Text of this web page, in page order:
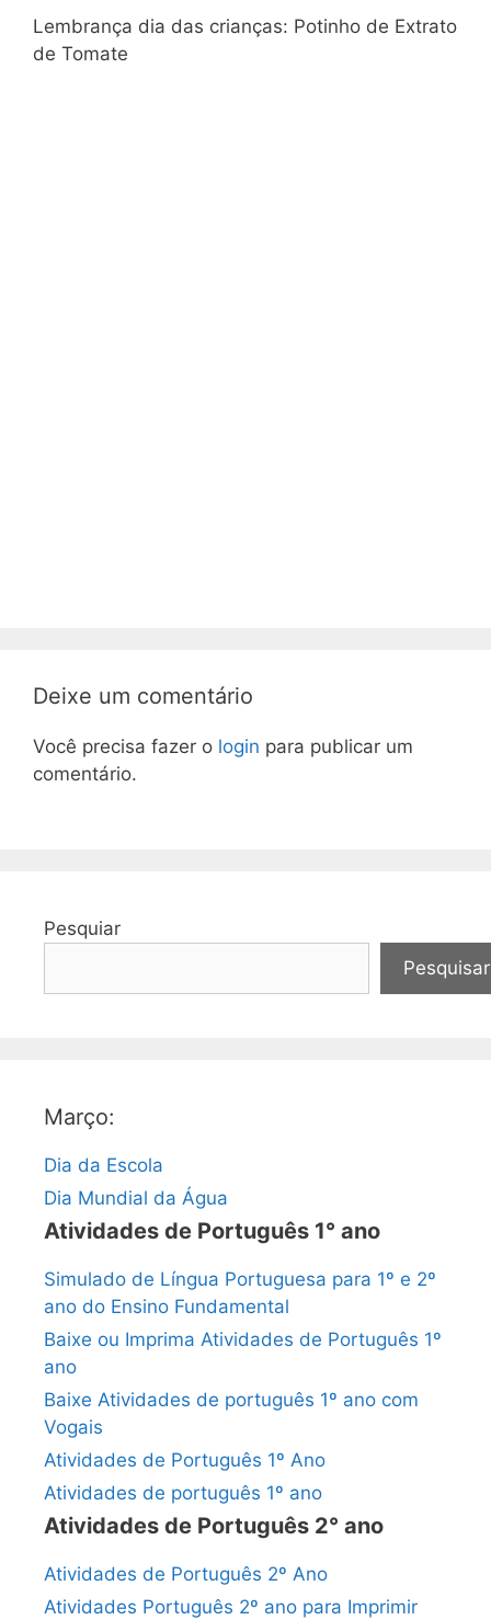
Lembrança dia das crianças: Potinho de Extrato
de Tomate
Deixe um comentário
Você precisa fazer o login para publicar um
comentário.
Pesquiar
Pesquisar
Março:
Dia da Escola
Dia Mundial da Água
Atividades de Português 1° ano
Simulado de Língua Portuguesa para 1º e 2º
ano do Ensino Fundamental
Baixe ou Imprima Atividades de Português 1º
ano
Baixe Atividades de português 1º ano com
Vogais
Atividades de Português 1º Ano
Atividades de português 1º ano
Atividades de Português 2° ano
Atividades de Português 2º Ano
Atividades Português 2º ano para Imprimir